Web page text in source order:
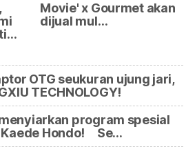
Movie' x Gourmet akan
dijual mul…
OTG seukuran ujung jari,
TECHNOLOGY!
program spesial
Hondo! Se…